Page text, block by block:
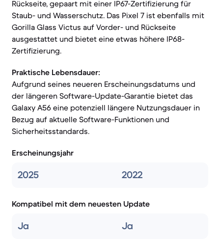
Rückseite, gepaart mit einer IP67-Zertifizierung für
Staub- und Wasserschutz. Das Pixel 7 ist ebenfalls mit
Gorilla Glass Victus auf Vorder- und Rückseite
ausgestattet und bietet eine etwas höhere IP68-
Zertifizierung.
Praktische Lebensdauer:
Aufgrund seines neueren Erscheinungsdatums und
der längeren Software-Update-Garantie bietet das
Galaxy A56 eine potenziell längere Nutzungsdauer in
Bezug auf aktuelle Software-Funktionen und
Sicherheitsstandards.
Erscheinungsjahr
2025 2022
Kompatibel mit dem neuesten Update
Ja Ja